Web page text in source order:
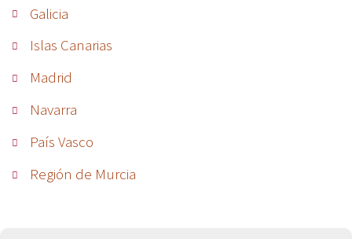
Galicia
Islas Canarias
Madrid
Navarra
País Vasco
Región de Murcia